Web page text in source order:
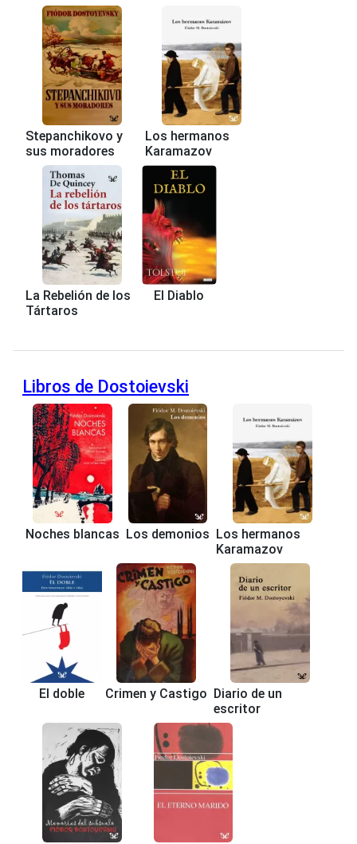
Stepanchikovo y
sus moradores
Los hermanos
Karamazov
La Rebelión de los
Tártaros
El Diablo
Libros de Dostoievski
Noches blancas Los demonios Los hermanos
Karamazov
El doble Crimen y Castigo Diario de un
escritor